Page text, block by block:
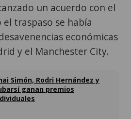
un acuerdo con el
traspaso se había
económicas
y el Manchester City.
Simón, Rodri Hernández y
ganan premios